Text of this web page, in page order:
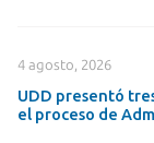
4 agosto, 2026
UDD presentó
el proceso de